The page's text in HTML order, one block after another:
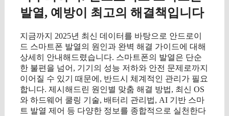
발열, 예방이 최고의 해결책입니다
지금까지 2025년 최신 데이터를 바탕으로 안드로이
드 스마트폰 발열의 원인과 완벽 해결 가이드에 대해
상세히 안내해드렸습니다. 스마트폰의 발열은 단순
한 불편을 넘어, 기기의 성능 저하와 안전 문제로까지
이어질 수 있기 때문에, 반드시 체계적인 관리가 필요
합니다. 제시해드린 원인별 맞춤 해결 방법, 최신 OS
와 하드웨어 쿨링 기술, 배터리 관리법, AI 기반 스마
트 발열 제어 등 다양한 정보를 종합적으로 실천한다